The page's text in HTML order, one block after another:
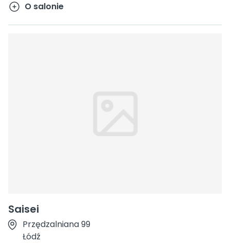
O salonie
Saisei
Przędzalniana 99
Łódź